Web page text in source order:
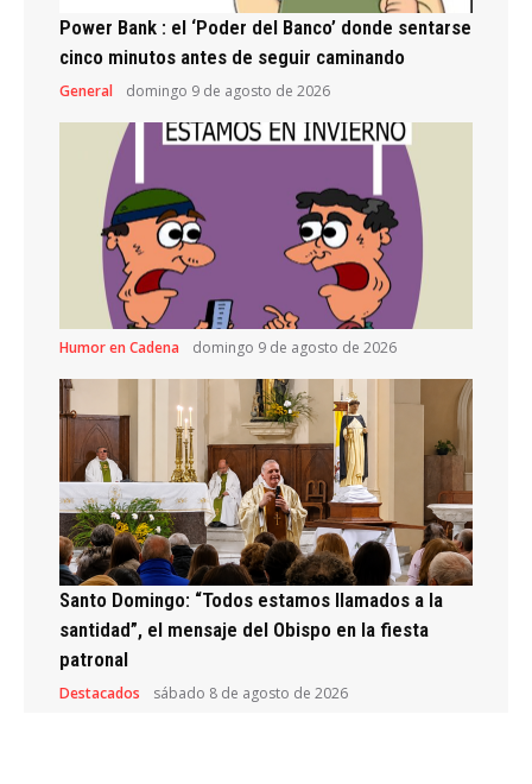
Power Bank : el ‘Poder del Banco’ donde sentarse
cinco minutos antes de seguir caminando
General domingo 9 de agosto de 2026
Humor en Cadena domingo 9 de agosto de 2026
Santo Domingo: “Todos estamos llamados a la
santidad”, el mensaje del Obispo en la fiesta
patronal
Destacados sábado 8 de agosto de 2026